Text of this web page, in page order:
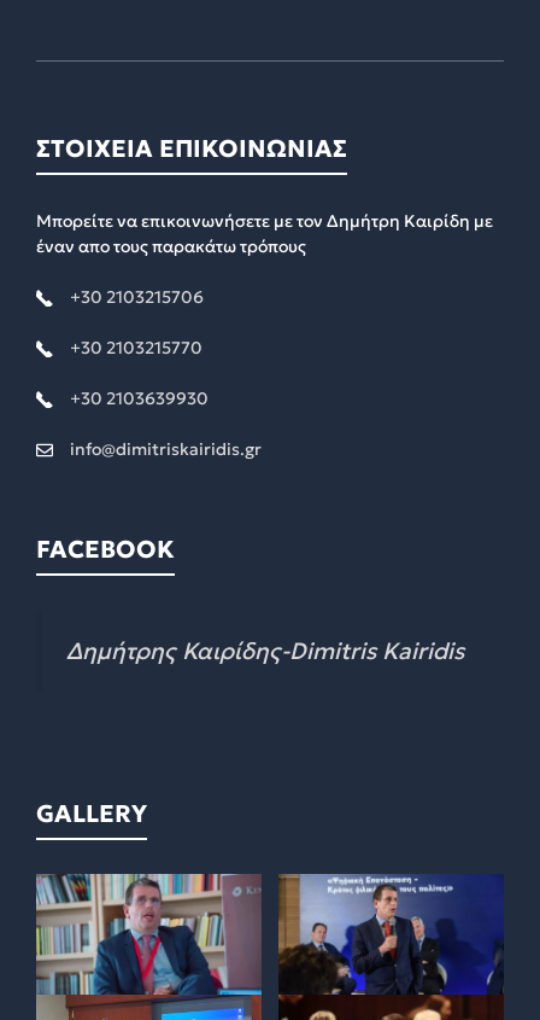
ΣΤΟΙΧΕΙΑ ΕΠΙΚΟΙΝΩΝΙΑΣ
Μπορείτε να επικοινωνήσετε με τον Δημήτρη Καιρίδη με
έναν απο τους παρακάτω τρόπους
+30 2103215706
+30 2103215770
+30 2103639930
info@dimitriskairidis.gr
FACEBOOK
Δημήτρης Καιρίδης-Dimitris Kairidis
GALLERY